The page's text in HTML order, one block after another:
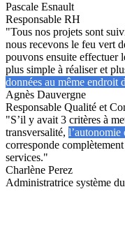
Pascale Esnault
Responsable RH
"Tous nos projets sont
nous recevons le feu vert
pouvons ensuite effectuer
plus simple à réaliser et
données au même endroit
Agnès Dauvergne
Responsable Qualité et
"S’il y avait 3 critères à
transversalité, l’autonomie
corresponde
services."
Charlène Perez
Administratrice système